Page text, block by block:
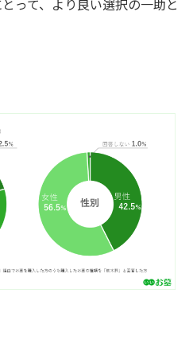
って、より良い選択の一助と